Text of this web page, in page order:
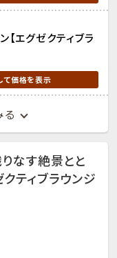
【エグゼクティブラ
て価格を表示
る
なす絶景とと
ティブラウンジ